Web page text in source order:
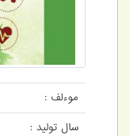
موءلف :
سال تولید :